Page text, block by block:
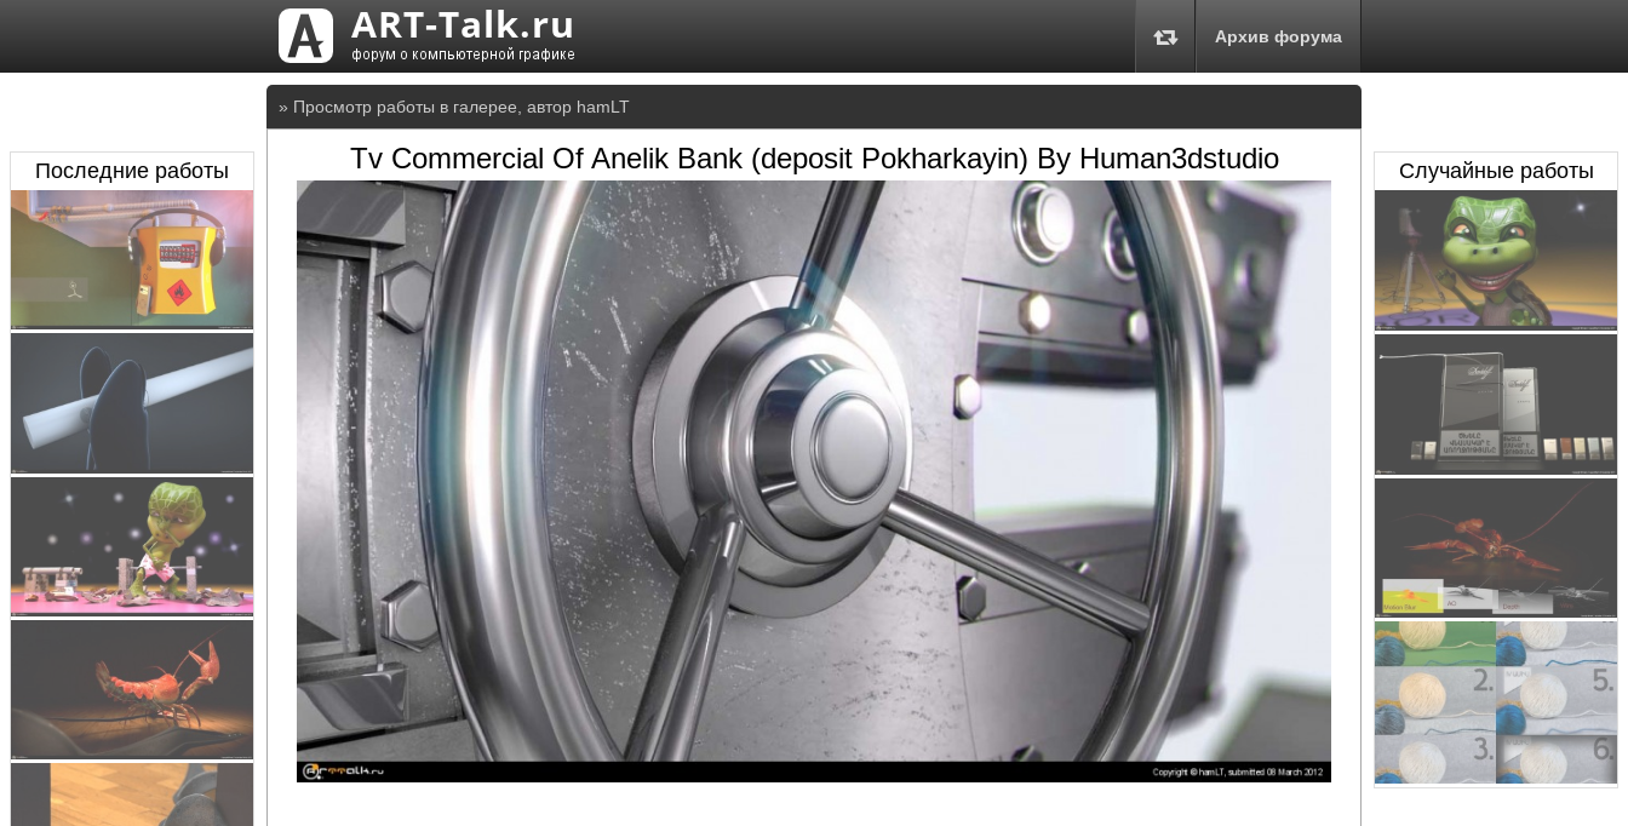
Архив форума
» Просмотр работы в галерее, автор hamLT
Tv Commercial Of Anelik Bank (deposit Pokharkayin) By Human3dstudio
Последние работы Случайные работы